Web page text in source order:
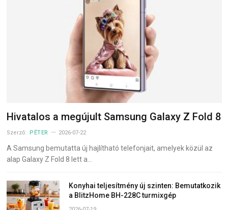
Hivatalos a megújult Samsung Galaxy Z Fold 8
Szerző: PÉTER 2026-07-22
A Samsung bemutatta új hajlítható telefonjait, amelyek közül az
alap Galaxy Z Fold 8 lett a…
Konyhai teljesítmény új szinten: Bemutatkozik
a BlitzHome BH-228C turmixgép